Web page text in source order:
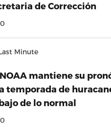
de Corrección
0
Minute
mantiene su
temporada de
de lo normal
0